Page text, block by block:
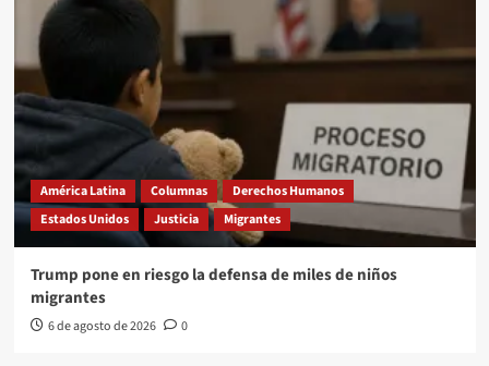
América Latina Columnas
Derechos Humanos
Estados Unidos
Justicia Migrantes
Trump pone en riesgo la defensa de miles de niños
migrantes
6 de agosto de 2026 0